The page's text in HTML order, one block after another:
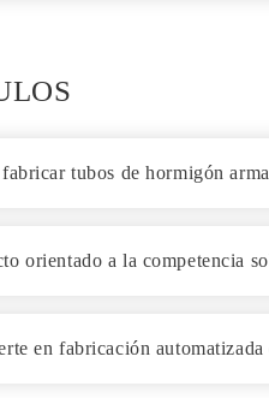
fabricar tubos de hormigón
orientado a la competencia
en fabricación automatizada